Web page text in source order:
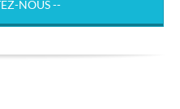
NOUS --